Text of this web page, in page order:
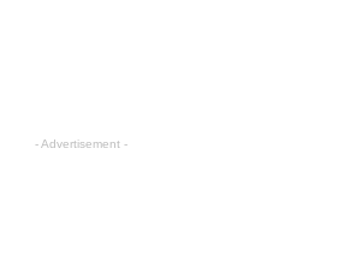
- Advertisement -